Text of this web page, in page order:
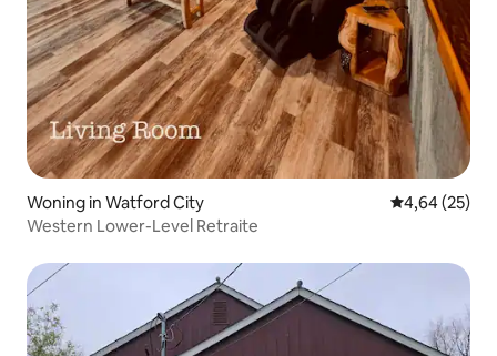
Woning in Watford City Gemiddelde
4,64 (25)
Western Lower-Level Retraite